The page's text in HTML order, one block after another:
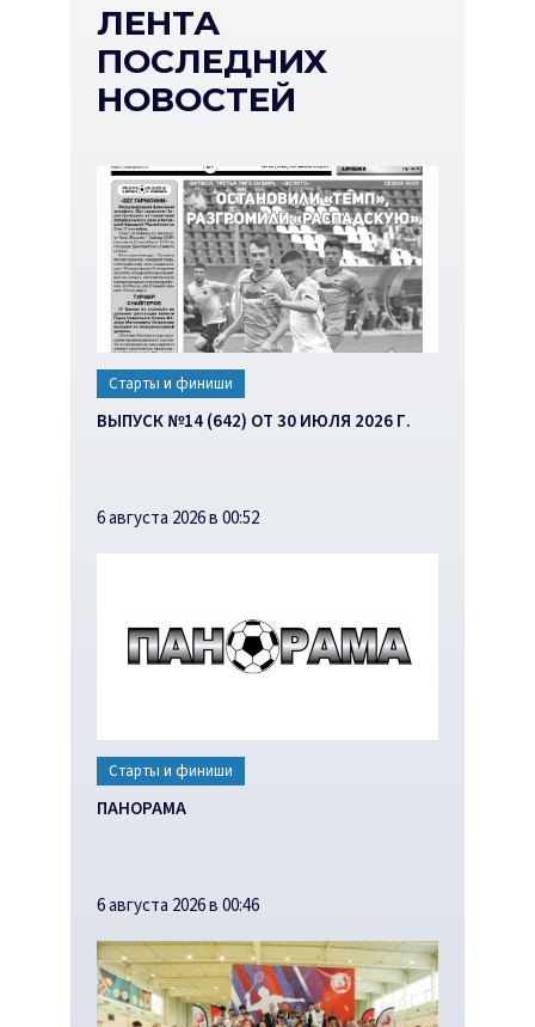
ЛЕНТА
ПОСЛЕДНИХ
НОВОСТЕЙ
Старты и финиши
ВЫПУСК №14 (642) ОТ 30 ИЮЛЯ 2026 Г.
6 августа 2026 в 00:52
Старты и финиши
ПАНОРАМА
6 августа 2026 в 00:46